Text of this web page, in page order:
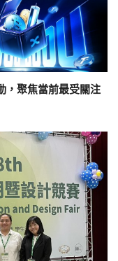
，聚焦當前最受關注